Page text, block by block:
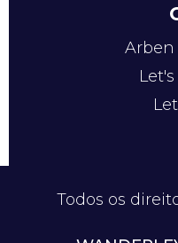
Arben
Todos os